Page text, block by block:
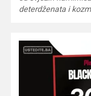
deterdženata i